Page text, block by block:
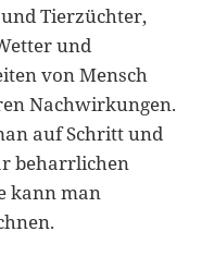
Tierzüchter,
und
von Mensch
Nachwirkungen.
auf Schritt und
beharrlichen
kann man